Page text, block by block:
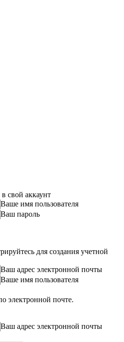
свой аккаунт
Ваше имя пользователя
Ваш пароль
для создания учетной
Ваш адрес электронной почты
Ваше имя пользователя
электронной почте.
Ваш адрес электронной почты